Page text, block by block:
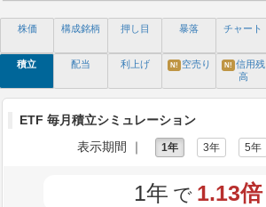
株価 構成銘柄 押し目 暴落 チャート
積立 配当 利上げ N! 空売り N! 信用残
高
ETF 毎月積立シミュレーション
表示期間 ｜
1年 3年 5年
1年 で 1.13倍